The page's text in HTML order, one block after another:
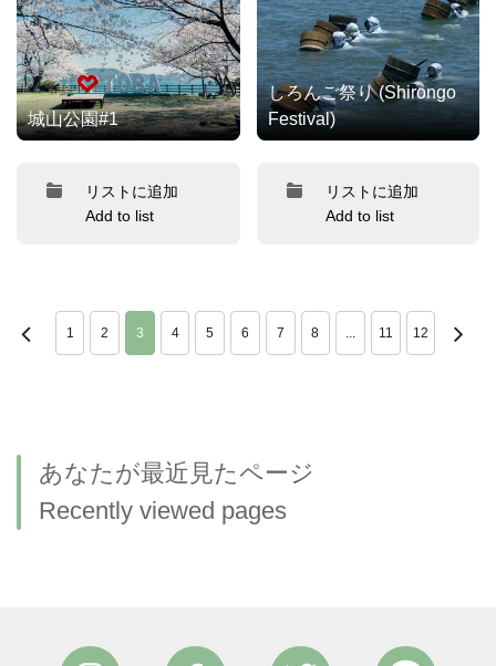
城山公園#1
リストに追加
Add to list
しろんご祭り (Shirongo
Festival)
リストに追加
Add to list
1 2 3 4 5 6 7 8 ... 11 12
あなたが最近見たページ
Recently viewed pages